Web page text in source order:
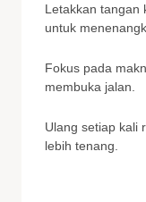
Letakkan tangan
untuk
Fokus pada
membuka jalan.
Ulang setiap kali
lebih tenang.